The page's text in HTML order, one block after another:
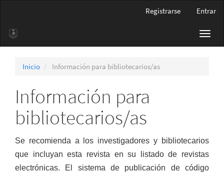
Barra
Registrarse Entrar
Inicio Información para bibliotecarios/as
Información para
bibliotecarios/as
Se recomienda a los investigadores y bibliotecarios
que incluyan esta revista en su listado de revistas
electrónicas. El sistema de publicación de código